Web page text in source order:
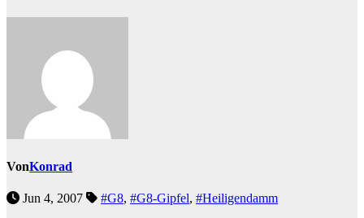
VonKonrad
Jun 4, 2007 #G8, #G8-Gipfel, #Heiligendamm